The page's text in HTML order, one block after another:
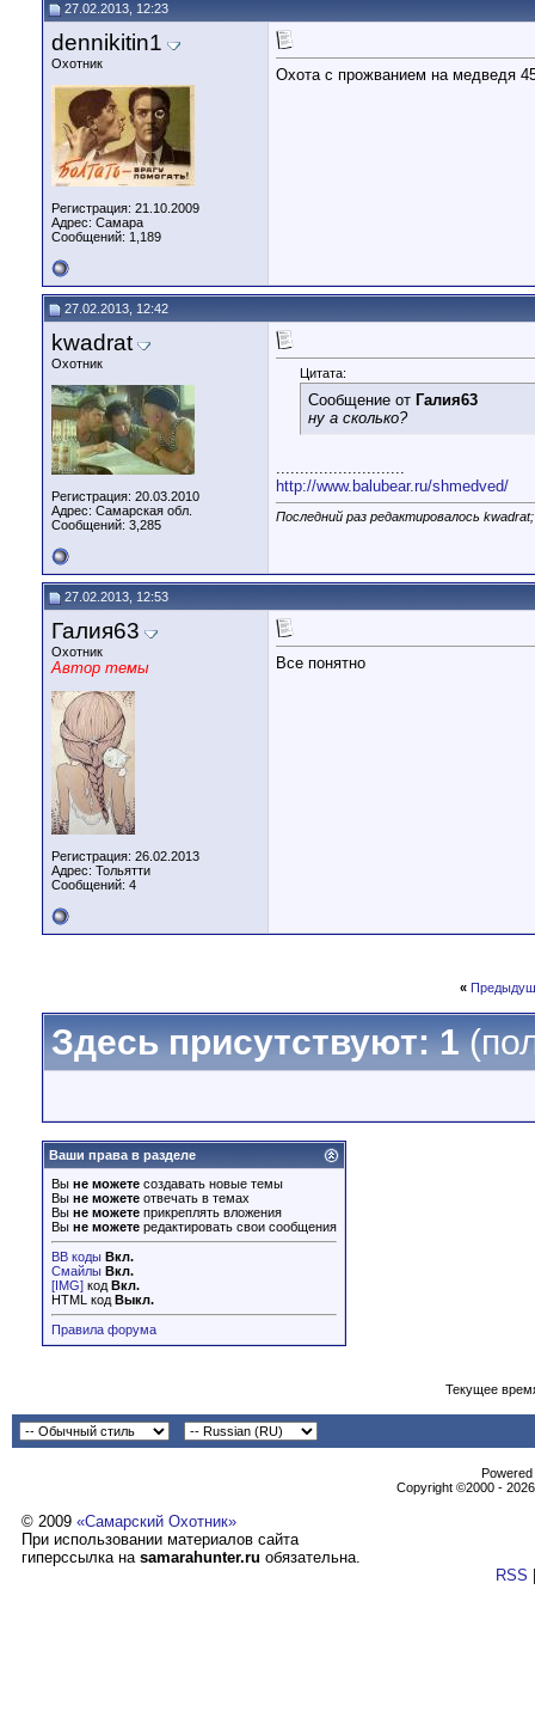
27.02.2013, 12:23
dennikitin1
Охотник
Регистрация: 21.10.2009
Адрес: Самара
Сообщений: 1,189
Охота с прожванием на медведя
27.02.2013, 12:42
kwadrat
Охотник
Регистрация: 20.03.2010
Адрес: Самарская обл.
Сообщений: 3,285
Цитата:
Сообщение от Галия63
ну а сколько?
...........................
http://www.balubear.ru/shmedved/
Последний раз редактировалось
27.02.2013, 12:53
Галия63
Охотник
Автор темы
Регистрация: 26.02.2013
Адрес: Тольятти
Сообщений: 4
Все понятно
«
Здесь присутствуют: 1
Ваши права в разделе
Вы не можете создавать новые темы
Вы не можете отвечать в темах
Вы не можете прикреплять вложения
Вы не можете редактировать свои сообщения
BB коды Вкл.
Смайлы Вкл.
[IMG] код Вкл.
HTML код Выкл.
Правила форума
Текущее
Copyright ©2000 -
© 2009 «Самарский Охотник»
При использовании материалов сайта
гиперссылка на samarahunter.ru обязательна.
RSS